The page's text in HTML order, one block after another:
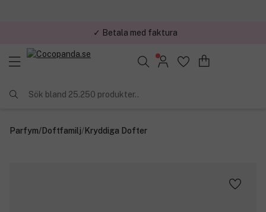
✓ Trygg E-handel
Sök bland 25.250 produkter..
Parfym/Doftfamilj/Kryddiga Dofter